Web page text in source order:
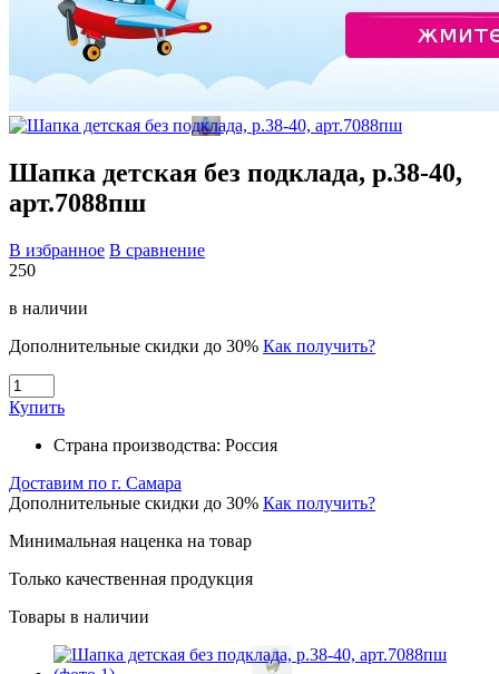
Шапка детская без подклада, р.38-40,
арт.7088пш
В избранное В сравнение
250
в наличии
Дополнительные скидки до 30% Как получить?
Купить
Страна производства: Россия
Доставим по г. Самара
Дополнительные скидки до 30% Как получить?
Минимальная наценка на товар
Только качественная продукция
Товары в наличии